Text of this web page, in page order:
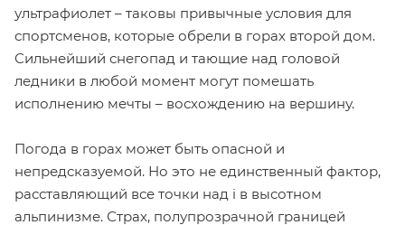
ультрафиолет – таковы привычные условия для
спортсменов, которые обрели в горах второй дом.
Сильнейший снегопад и тающие над головой
ледники в любой момент могут помешать
исполнению мечты – восхождению на вершину.
Погода в горах может быть опасной и
непредсказуемой. Но это не единственный фактор,
расставляющий все точки над i в высотном
альпинизме. Страх, полупрозрачной границей